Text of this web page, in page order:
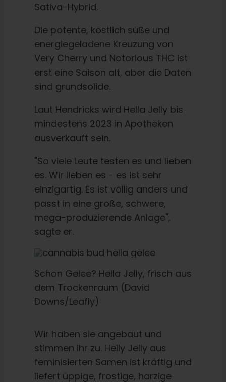
Sativa-Hybrid.
Die potente, köstlich süße und
energiegeladene Kreuzung von
Very Cherry und Notorious THC ist
erst eine Saison alt, aber die Daten
sind grundsolide.
Laut Hendricks wird Hella Jelly bis
mindestens 2023 in Apotheken
ausverkauft sein.
"So viele Leute testen es und lieben
es. Wir lieben es - es ist sehr
einzigartig. Es ist völlig anders und
passt in eine große, schwere,
mega-produzierende Anlage",
sagte er.
Schon Gelee? Hella Jelly, frisch aus
dem Trockenraum (David
Downs/Leafly)
Wir haben sie angebaut und
stimmen ihr zu. Helly Jelly aus
feminisierten Samen ist kräftig und
liefert üppige, frostige, harzige